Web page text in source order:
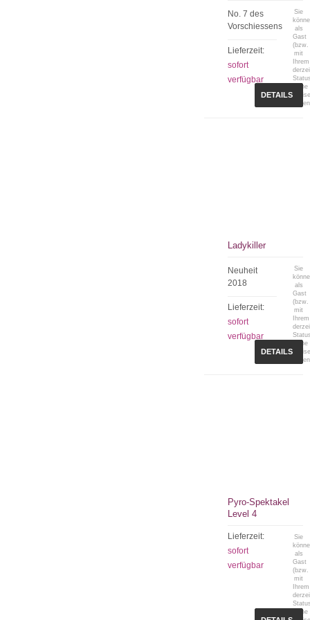
No. 7 des
Vorschiessens
Lieferzeit:
sofort
verfügbar
Sie
als
Gast
(bzw.
mit
Ihrem
keine
DETAILS
Ladykiller
Neuheit
2018
Lieferzeit:
sofort
verfügbar
Sie
als
Gast
(bzw.
mit
Ihrem
keine
DETAILS
Pyro-Spektakel
Level 4
Lieferzeit:
sofort
verfügbar
Sie
als
Gast
(bzw.
mit
Ihrem
keine